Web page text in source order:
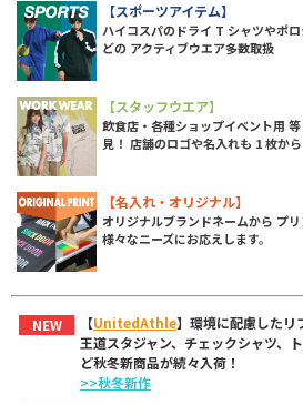
【スポーツアイテム】
ハイコスパのドライ T シャツやポ
どの アクティブウエア多数取扱
【スタッフウエア】
飲食店・各種ショップイベント用
見！ 店舗のロゴや名入れも 1 枚から
【名入れ・オリジナル】
オリジナルブランドネームから プ
様々なニーズにお応えします。
NEW 【UnitedAthle】環境に配慮したリ
王道スタジャン、チェックシャツ、
ど秋冬新商品が続々入荷！
>>秋冬新作